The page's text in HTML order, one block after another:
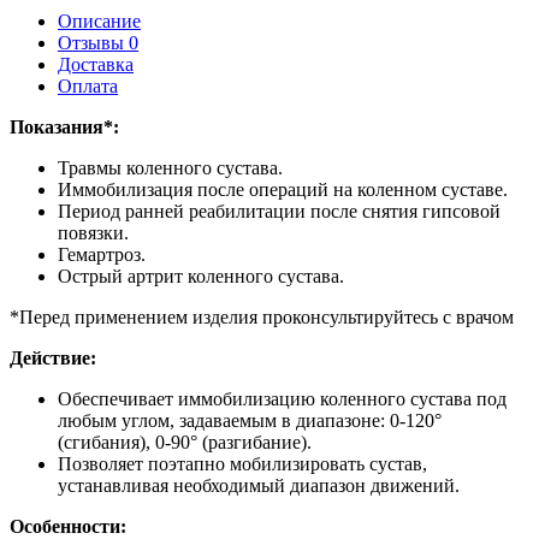
Описание
Отзывы 0
Доставка
Оплата
Показания*:
Травмы коленного сустава.
Иммобилизация после операций на коленном суставе.
Период ранней реабилитации после снятия гипсовой
повязки.
Гемартроз.
Острый артрит коленного сустава.
*Перед применением изделия проконсультируйтесь с врачом
Действие:
Обеспечивает иммобилизацию коленного сустава под
любым углом, задаваемым в диапазоне: 0-120°
(сгибания), 0-90° (разгибание).
Позволяет поэтапно мобилизировать сустав,
устанавливая необходимый диапазон движений.
Особенности: